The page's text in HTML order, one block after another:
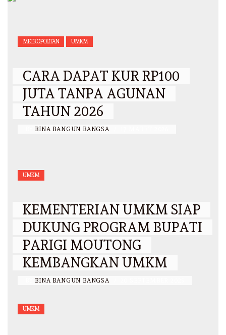
METROPOLITAN UMKM
CARA DAPAT KUR RP100
JUTA TANPA AGUNAN
TAHUN 2026
BINA BANGUN BANGSA
UMKM
KEMENTERIAN UMKM SIAP
DUKUNG PROGRAM BUPATI
PARIGI MOUTONG
KEMBANGKAN UMKM
BINA BANGUN BANGSA
UMKM